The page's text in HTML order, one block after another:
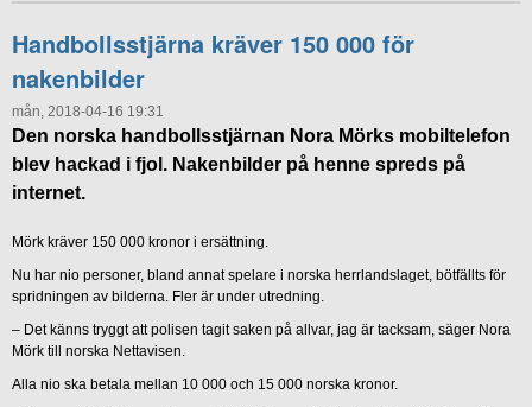
Handbollsstjärna kräver 150 000 för
nakenbilder
mån, 2018-04-16 19:31
Den norska handbollsstjärnan Nora Mörks mobiltelefon
blev hackad i fjol. Nakenbilder på henne spreds på
internet.
Mörk kräver 150 000 kronor i ersättning.
Nu har nio personer, bland annat spelare i norska herrlandslaget, bötfällts för
spridningen av bilderna. Fler är under utredning.
– Det känns tryggt att polisen tagit saken på allvar, jag är tacksam, säger Nora
Mörk till norska Nettavisen.
Alla nio ska betala mellan 10 000 och 15 000 norska kronor.